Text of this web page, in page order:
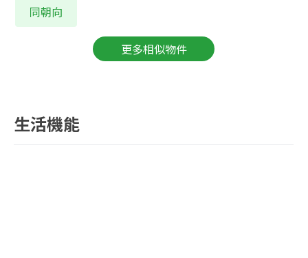
同朝向
更多相似物件
生活機能